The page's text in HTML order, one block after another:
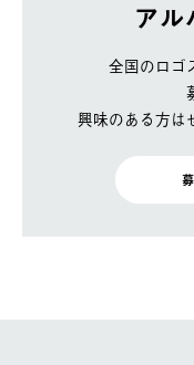
ア
全国のロゴ
興味のある方は